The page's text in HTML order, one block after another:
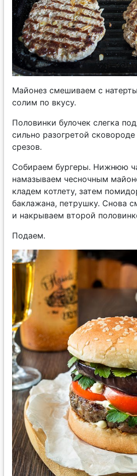
Майонез смешиваем с
солим по вкусу.
Половинки булочек слегка
сильно разогретой
срезов.
Собираем бургеры. Нижнюю
намазываем чесночным
кладем котлету, затем
баклажана, петрушку. Снова
и накрываем второй
Подаем.